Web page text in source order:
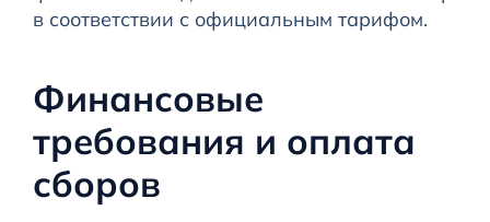
в соответствии с официальным тарифом.
Финансовые
требования и оплата
сборов